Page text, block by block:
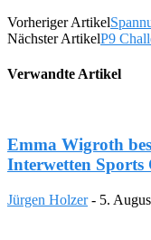
Vorheriger Artikel
Nächster ArtikelP9
Verwandte Artikel
Emma Wigroth
Interwetten Sports
Jürgen Holzer - 5.